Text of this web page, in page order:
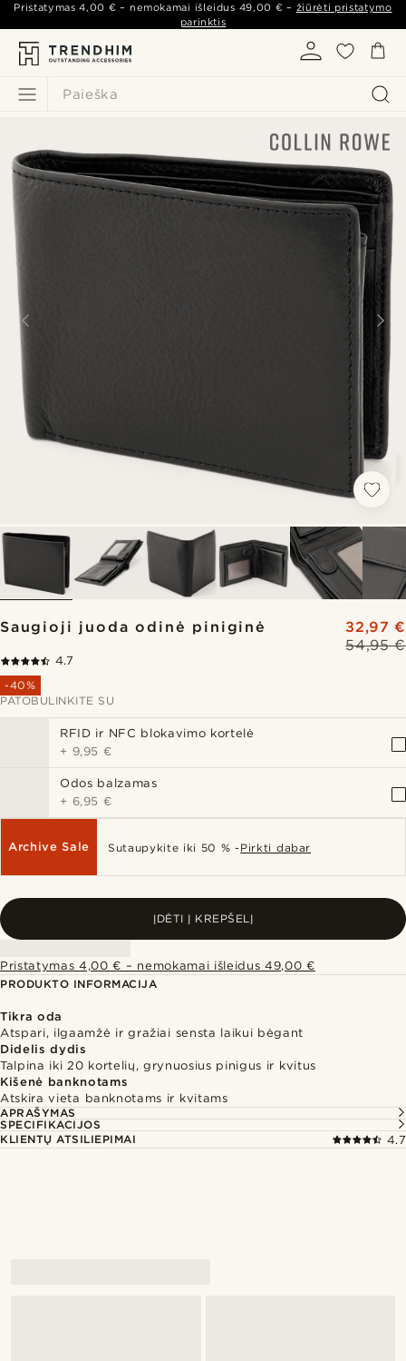
Paieška
Pristatymas4,00 € – nemokamai išleidus 49,00 € – žiūrėti pristatymo
parinktis
Saugioji juoda odinė piniginė
54,95 €
32,97 €
4.7
-40%
PATOBULINKITE SU
RFID ir NFC blokavimo kortelė
+ 9,95 €
Odos balzamas
+ 6,95 €
Archive Sale Sutaupykite iki 50 % - Pirkti dabar
ĮDĖTI Į KREPŠELĮ
Pristatymas 4,00 € – nemokamai išleidus 49,00 €
PRODUKTO INFORMACIJA
Tikra oda
Atspari, ilgaamžė ir gražiai sensta laikui bėgant
Didelis dydis
Talpina iki 20 kortelių, grynuosius pinigus ir kvitus
Kišenė banknotams
Atskira vieta banknotams ir kvitams
APRAŠYMAS
SPECIFIKACIJOS
KLIENTŲ ATSILIEPIMAI
4.7